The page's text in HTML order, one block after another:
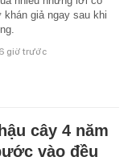
khán giả ngay sau khi
6 giờ trước
cây 4 năm
vào đều